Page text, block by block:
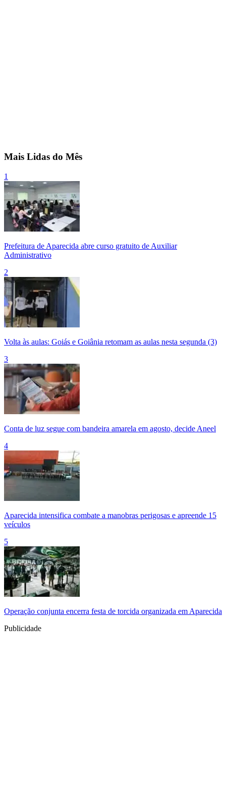
Mais Lidas do Mês
1
Prefeitura de Aparecida abre curso gratuito de Auxiliar
Administrativo
2
Volta às aulas: Goiás e Goiânia retomam as aulas nesta segunda (3)
3
Conta de luz segue com bandeira amarela em agosto, decide Aneel
4
Aparecida intensifica combate a manobras perigosas e apreende 15
veículos
5
Operação conjunta encerra festa de torcida organizada em Aparecida
Publicidade